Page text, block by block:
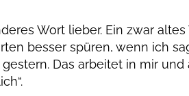
Wort lieber. Ein zwar
besser spüren, wenn ich
Das arbeitet in mir